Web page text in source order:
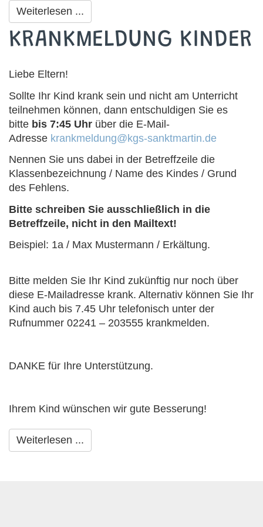
Weiterlesen ...
KRANKMELDUNG KINDER
Liebe Eltern!
Sollte Ihr Kind krank sein und nicht am Unterricht
teilnehmen können, dann entschuldigen Sie es
bitte bis 7:45 Uhr über die E-Mail-
Adresse krankmeldung@kgs-sanktmartin.de
Nennen Sie uns dabei in der Betreffzeile die
Klassenbezeichnung / Name des Kindes / Grund
des Fehlens.
Bitte schreiben Sie ausschließlich in die
Betreffzeile, nicht in den Mailtext!
Beispiel: 1a / Max Mustermann / Erkältung.
Bitte melden Sie Ihr Kind zukünftig nur noch über
diese E-Mailadresse krank. Alternativ können Sie Ihr
Kind auch bis 7.45 Uhr telefonisch unter der
Rufnummer 02241 – 203555 krankmelden.
DANKE für Ihre Unterstützung.
Ihrem Kind wünschen wir gute Besserung!
Weiterlesen ...